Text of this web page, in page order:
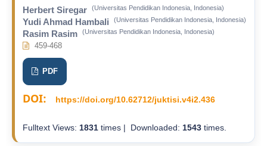
Herbert Siregar (Universitas Pendidikan Indonesia, Indonesia)
Yudi Ahmad Hambali (Universitas Pendidikan Indonesia, Indonesia)
Rasim Rasim (Universitas Pendidikan Indonesia, Indonesia)
459-468
PDF
DOI: https://doi.org/10.62712/juktisi.v4i2.436
Fulltext Views: 1831times | Downloaded: 1543times.